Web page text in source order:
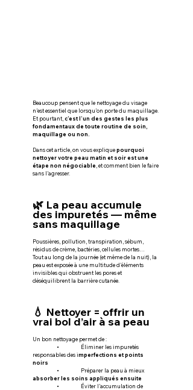
Beaucoup pensent que le nettoyage du visage
n’est essentiel que lorsqu’on porte du maquillage.
Et pourtant, c’est l’un des gestes les plus
fondamentaux de toute routine de soin,
maquillage ou non.
Dans cet article, on vous explique pourquoi
nettoyer votre peau matin et soir est une
étape non négociable , et comment bien le faire
sans l’agresser.
🌿 La peau accumule
des impuretés — même
sans maquillage
Poussières, pollution, transpiration, sébum,
résidus de crème, bactéries, cellules mortes…
Tout au long de la journée (et même de la nuit), la
peau est exposée à une multitude d’éléments
invisibles qui obstruent les pores et
déséquilibrent la barrière cutanée.
💧 Nettoyer = offrir un
vrai bol d’air à sa peau
Un bon nettoyage permet de :
responsables des imperfections et points
noirs
	•	Préparer la peau à mieux
absorber les soins appliqués ensuite